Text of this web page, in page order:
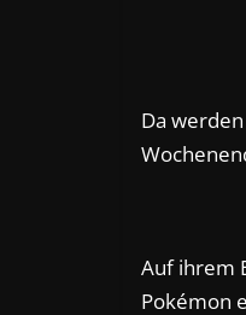
Da
Auf ihrem
Pokémon